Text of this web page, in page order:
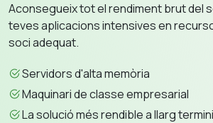
Aconsegueix tot el rendiment brut del
teves aplicacions intensives en
soci adequat.
Servidors d'alta memòria
Maquinari de classe empresarial
La solució més rendible a llarg termini